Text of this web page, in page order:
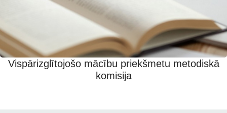
Vispārizglītojošo mācību priekšmetu metodiskā
komisija